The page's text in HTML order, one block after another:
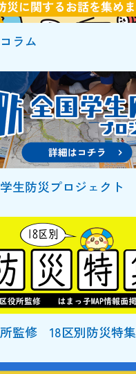
ラム
生防災プロジェクト
監修 18区別防災特集